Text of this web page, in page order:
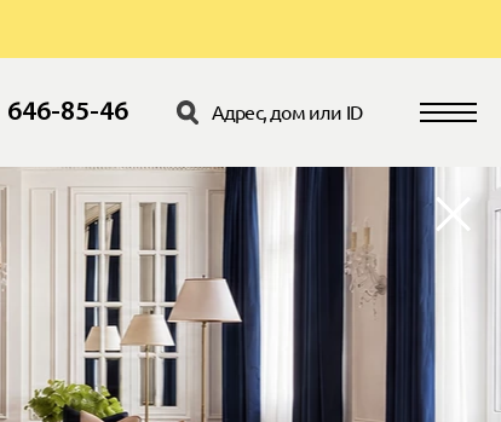
646-85-46